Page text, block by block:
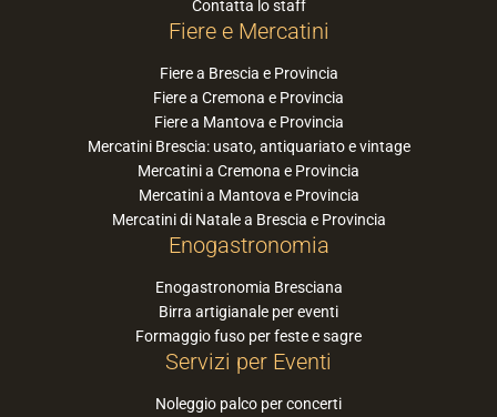
Contatta lo staff
Fiere e Mercatini
Fiere a Brescia e Provincia
Fiere a Cremona e Provincia
Fiere a Mantova e Provincia
Mercatini Brescia: usato, antiquariato e vintage
Mercatini a Cremona e Provincia
Mercatini a Mantova e Provincia
Mercatini di Natale a Brescia e Provincia
Enogastronomia
Enogastronomia Bresciana
Birra artigianale per eventi
Formaggio fuso per feste e sagre
Servizi per Eventi
Noleggio palco per concerti